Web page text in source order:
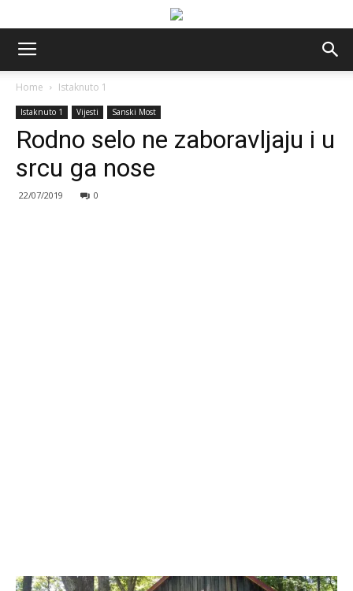
Home Istaknuto 1
Istaknuto 1 Vijesti Sanski Most
Rodno selo ne zaboravljaju i u
srcu ga nose
22/07/2019 0